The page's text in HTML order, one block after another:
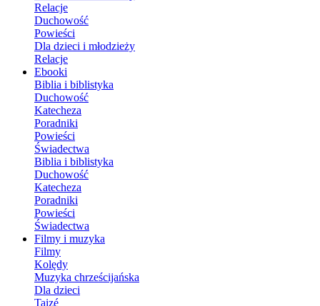
Relacje
Duchowość
Powieści
Dla dzieci i młodzieży
Relacje
Ebooki
Biblia i biblistyka
Duchowość
Katecheza
Poradniki
Powieści
Świadectwa
Biblia i biblistyka
Duchowość
Katecheza
Poradniki
Powieści
Świadectwa
Filmy i muzyka
Filmy
Kolędy
Muzyka chrześcijańska
Dla dzieci
Taizé